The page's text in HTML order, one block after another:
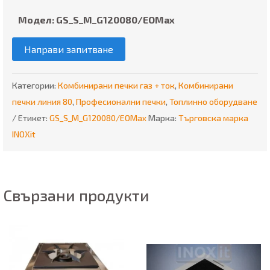
Модел: GS_S_M_G120080/EOMax
Направи запитване
Категории: Комбинирани печки газ + ток, Комбинирани
печки линия 80, Професионални печки, Топлинно оборудване
Етикет: GS_S_M_G120080/EOMaxМарка: Търговска марка
INOXit
Свързани продукти